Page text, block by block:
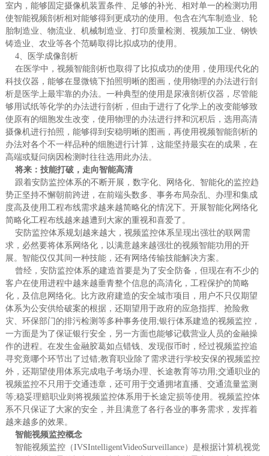
室内，能够固定摄像机装置条件、足够的补光、相对单一的检测功用
使智能视频剖析相对能够得到更成功的使用。包含在汽车制造业、轮
胎制造业、物流业、机械制造业、打印质量检测、视频加工业、钢铁
铸造业、农业等各个范畴取得比拟成功的使用。
4、医学成像剖析
在医学中，视频智能剖析也取得了比拟成功的使用，使用现代化的
科技仪器，能够在显微镜下拍照明晰的图画，使用物理的办法进行剖
析是医学上最牢靠的办法。一种典型的使用是尿液剖析仪器，尽管能
够用试纸等化学的办法进行剖析，但由于进行了化学上的改变能够致
使原有的细胞发生改变，使用物理的办法进行拌和沉积后，选用高清
摄像机进行拍照，能够得到安稳明晰的图画，再使用视频智能剖析的
办法对各个不一样品种的细胞进行计算，这能坚持最实在的成果，在
高端或疑问病因检测时往往选用此办法。
将来：技能打破，走向智能高清
跟着安防监控体系的不断开展，数字化、网络化、智能化的监控趋
势正坚持不懈朝前跨进，在前端头数多、事务布局杂乱、办理和集成
度高及使用工程布线需求越来越简略化的情况下。开展智能化网络化
简略化工程布线越来越遭到大家的重视和喜爱了。
安防监控体系规划越来越大，视频监控体系呈现出强壮的联网需
求，必然要将体系网络化，以满意越来越强壮的视频智能功用的开
展。智能仅仅其间一种技能，还有网络传输技能解决方案。
曾经，安防监控体系的建造首要是为了安全防备，但现在有不少的
客户在使用进程中越来越垂青整个信息的高清化，工程保护的简略
化，及信息网络化。比方政府建造的安全城市项目，用户不只仅期望
体系为公安供给破案的根据，还期望用于政府的应急指挥、抢险救
灾、环保部门的排污检测等多种事务使用;银行体系建造的视频监控，
一方面是为了保证银行安全，另一方面也能够记载营业人员的金融操
作的进程。在发生金融胶葛如点错钱、发现假币时，经过视频监控追
寻究竟哪个环节出了过错;教育职业除了需求进行学校安保的视频监控
外，还期望使用体系完成电子考场办理、长途教育等功用;交通职业的
视频监控不只用于交通违章，还可用于交通拥堵直播、交通流量监测
等;稳妥理赔职业则将视频监控体系用于长途定损等使用。视频监控体
系不只保证了大家的安全，并且满意了各行各业的事务需求，发挥着
越来越多的效果。
智能视频监控概念
智能视频监控（IVSIntelligentVideoSurveillance）是根据计算机视觉